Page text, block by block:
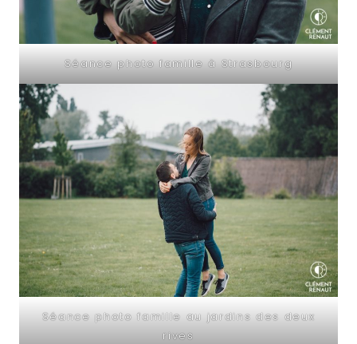
Séance photo famille à Strasbourg
Séance photo famille au jardins des deux
rives